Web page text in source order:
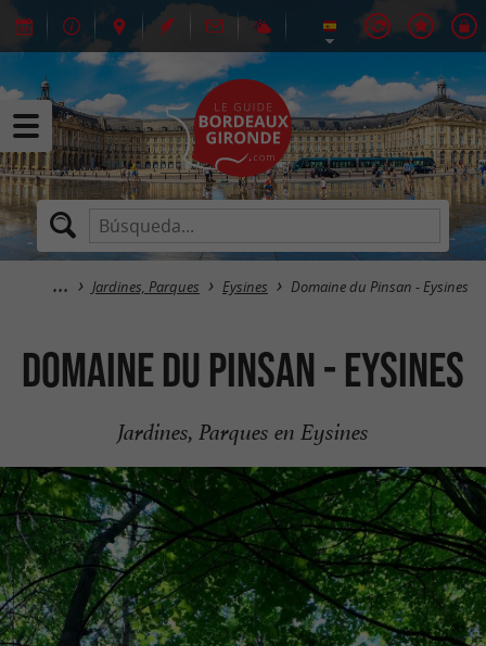
Jardines, Parques Eysines Domaine du Pinsan - Eysines
Domaine du Pinsan - Eysines
Jardines, Parques en Eysines